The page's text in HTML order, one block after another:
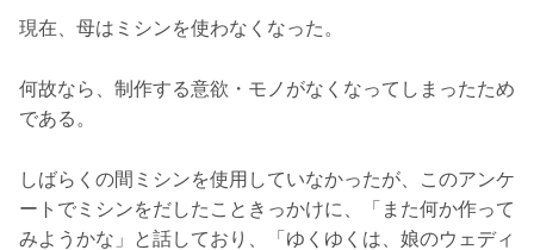
現在、母はミシンを使わなくなった。
何故なら、制作する意欲・モノがなくなってしまったため
である。
しばらくの間ミシンを使用していなかったが、このアンケ
ートでミシンをだしたこときっかけに、「また何か作って
みようかな」と話しており、「ゆくゆくは、娘のウェディ